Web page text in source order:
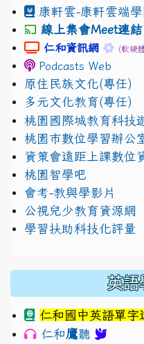
康軒雲-康軒雲端
線上集會Meet連結
link to https://
仁和資訊網 link
(軟硬
Podcasts Web
原住民族文化(專任)
多元文化教育(專任)
桃園國際城教育科技
桃園市數位學習辦公
資策會遠距上課數位
桃園智學吧
會考-教與學影片
公視兒少教育資源網
學習扶助科技化評量
英語
仁和國中英語單字
仁和鷹聽